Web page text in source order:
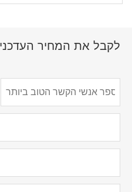
לקבל את המחיר העדכני